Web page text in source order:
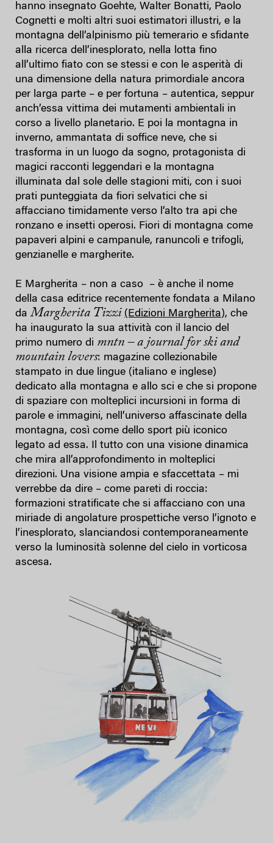
hanno insegnato Goehte, Walter Bonatti, Paolo
Cognetti e molti altri suoi estimatori illustri, e la
montagna dell’alpinismo più temerario e sfidante
alla ricerca dell’inesplorato, nella lotta fino
all’ultimo fiato con se stessi e con le asperità di
una dimensione della natura primordiale ancora
per larga parte – e per fortuna – autentica, seppur
anch’essa vittima dei mutamenti ambientali in
corso a livello planetario. E poi la montagna in
inverno, ammantata di soffice neve, che si
trasforma in un luogo da sogno, protagonista di
magici racconti leggendari e la montagna
illuminata dal sole delle stagioni miti, con i suoi
prati punteggiata da fiori selvatici che si
affacciano timidamente verso l’alto tra api che
ronzano e insetti operosi. Fiori di montagna come
papaveri alpini e campanule, ranuncoli e trifogli,
genzianelle e margherite.
E Margherita – non a caso – è anche il nome
della casa editrice recentemente fondata a Milano
da Margherita Tizzi (Edizioni Margherita), che
ha inaugurato la sua attività con il lancio del
primo numero di mntn – a journal for ski and
mountain lovers: magazine collezionabile
stampato in due lingue (italiano e inglese)
dedicato alla montagna e allo sci e che si propone
di spaziare con molteplici incursioni in forma di
parole e immagini, nell’universo affascinate della
montagna, così come dello sport più iconico
legato ad essa. Il tutto con una visione dinamica
che mira all’approfondimento in molteplici
direzioni. Una visione ampia e sfaccettata – mi
verrebbe da dire – come pareti di roccia:
formazioni stratificate che si affacciano con una
miriade di angolature prospettiche verso l’ignoto e
l’inesplorato, slanciandosi contemporaneamente
verso la luminosità solenne del cielo in vorticosa
ascesa.